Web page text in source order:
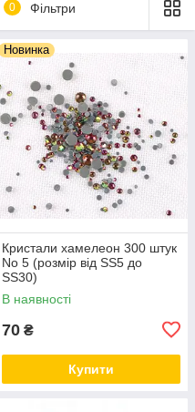
0 Фільтри
Новинка
Кристали хамелеон 300 штук
No 5 (розмір від SS5 до
SS30)
В наявності
70 ₴
Купити